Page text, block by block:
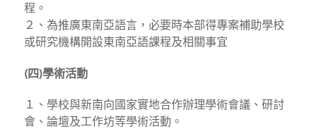
程。
２、為推廣東南亞語言，必要時本部得專案補助學校
或研究機構開設東南亞語課程及相關事宜
(四)學術活動
１、學校與新南向國家實地合作辦理學術會議、研討
會、論壇及工作坊等學術活動。